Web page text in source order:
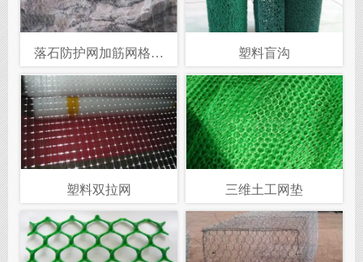
落石防护网加筋网格宾
网，石笼网护坡网山体护
坡网
塑料盲沟
塑料双拉网 三维土工网垫